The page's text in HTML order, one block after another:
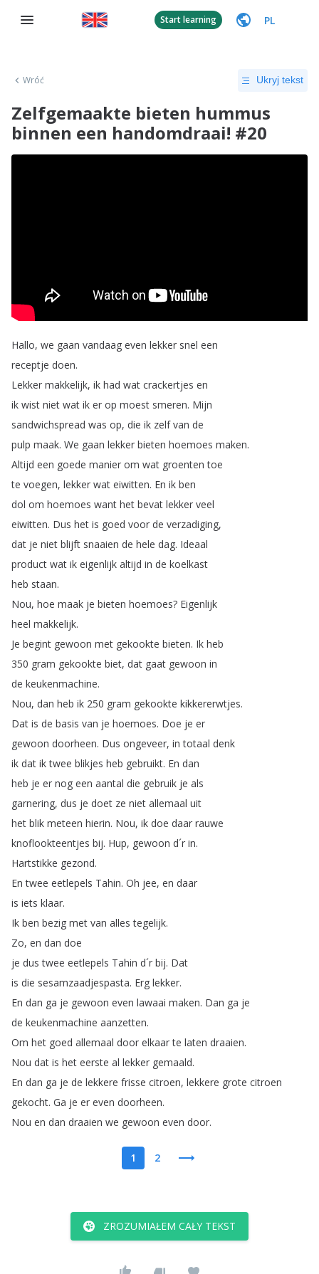
Start learning PL
Wróć Ukryj tekst
Zelfgemaakte bieten hummus
binnen een handomdraai! #20
Hallo, we gaan vandaag even lekker snel een
receptje doen.
Lekker makkelijk, ik had wat crackertjes en
ik wist niet wat ik er op moest smeren. Mijn
sandwichspread was op, die ik zelf van de
pulp maak. We gaan lekker bieten hoemoes maken.
Altijd een goede manier om wat groenten toe
te voegen, lekker wat eiwitten. En ik ben
dol om hoemoes want het bevat lekker veel
eiwitten. Dus het is goed voor de verzadiging,
dat je niet blijft snaaien de hele dag. Ideaal
product wat ik eigenlijk altijd in de koelkast
heb staan.
Nou, hoe maak je bieten hoemoes? Eigenlijk
heel makkelijk.
Je begint gewoon met gekookte bieten. Ik heb
350 gram gekookte biet, dat gaat gewoon in
de keukenmachine.
Nou, dan heb ik 250 gram gekookte kikkererwtjes.
Dat is de basis van je hoemoes. Doe je er
gewoon doorheen. Dus ongeveer, in totaal denk
ik dat ik twee blikjes heb gebruikt. En dan
heb je er nog een aantal die gebruik je als
garnering, dus je doet ze niet allemaal uit
het blik meteen hierin. Nou, ik doe daar rauwe
knoflookteentjes bij. Hup, gewoon d´r in.
Hartstikke gezond.
En twee eetlepels Tahin. Oh jee, en daar
is iets klaar.
Ik ben bezig met van alles tegelijk.
Zo, en dan doe
je dus twee eetlepels Tahin d´r bij. Dat
is die sesamzaadjespasta. Erg lekker.
En dan ga je gewoon even lawaai maken. Dan ga je
de keukenmachine aanzetten.
Om het goed allemaal door elkaar te laten draaien.
Nou dat is het eerste al lekker gemaald.
En dan ga je de lekkere frisse citroen, lekkere grote citroen
gekocht. Ga je er even doorheen.
Nou en dan draaien we gewoon even door.
1 2
ZROZUMIAŁEM CAŁY TEKST